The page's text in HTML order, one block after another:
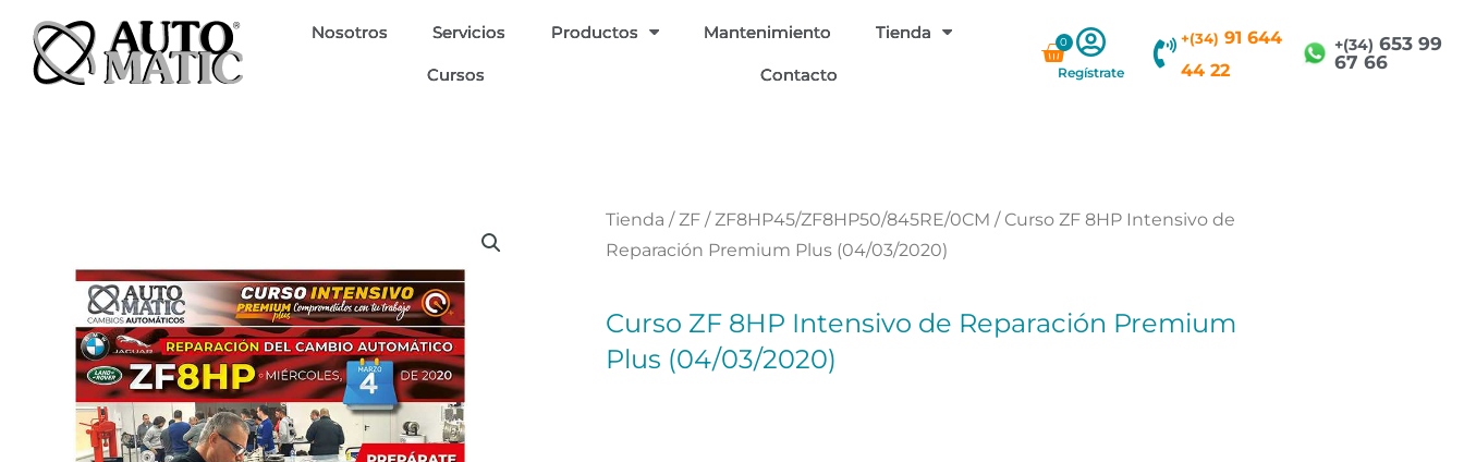
contenido
Nosotros Servicios Productos Mantenimiento Tienda
Cursos Contacto
0
Carrito
Regístrate
+(34) 91 644
44 22
+(34) 653 99
67 66
Tienda /ZF/ZF8HP45/ZF8HP50/845RE/0CM / Curso ZF 8HP Intensivo de
Reparación Premium Plus (04/03/2020)
Curso ZF 8HP Intensivo de Reparación Premium
Plus (04/03/2020)